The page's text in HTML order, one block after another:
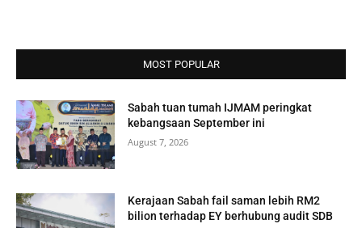
MOST POPULAR
Sabah tuan tumah IJMAM peringkat
kebangsaan September ini
August 7, 2026
Kerajaan Sabah fail saman lebih RM2
bilion terhadap EY berhubung audit SDB